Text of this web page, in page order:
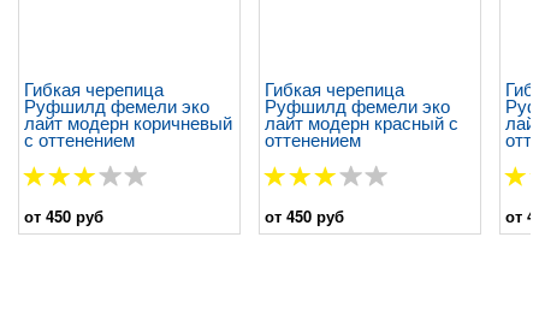
Гибкая черепица
Руфшилд фемели эко
лайт модерн коричневый
с оттенением
от 450 руб
Гибкая черепица
Руфшилд фемели эко
лайт модерн красный с
оттенением
от 450 руб от